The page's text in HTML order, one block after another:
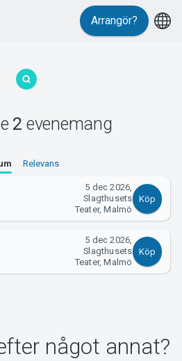
Tickster
Arrangör?
2 evenemang
Relevans
5 dec 2026,
Slagthusets
Teater, Malmö
Köp
5 dec 2026,
Slagthusets
Teater, Malmö
Köp
något annat?